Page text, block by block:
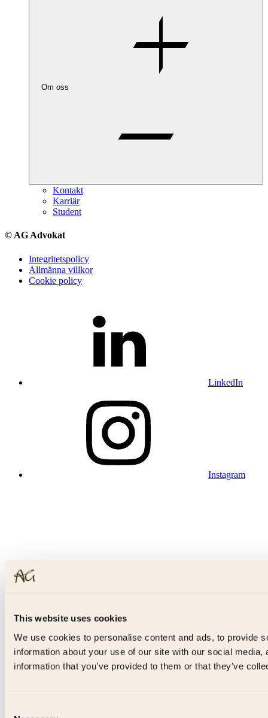
This website uses cookies
We use cookies to personalise content and ads, to provide
information about your use of our site with our social
information that you’ve provided to them or that they’ve
Om oss
Kontakt
Karriär
Student
© AG Advokat
Integritetspolicy
Allmänna villkor
Cookie policy
LinkedIn
Instagram